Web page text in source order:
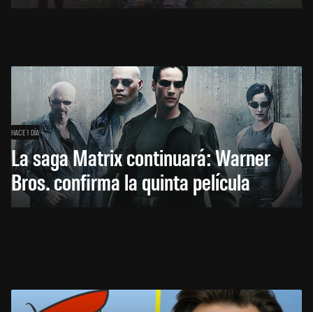
HACE 1 DÍA
La saga Matrix continuará: Warner
Bros. confirma la quinta película